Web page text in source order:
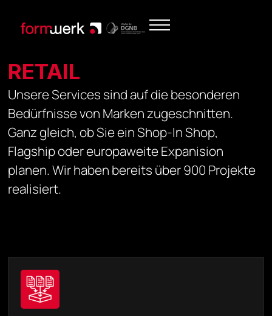
RETAIL
Unsere Services sind auf die besonderen
Bedürfnisse von Marken zugeschnitten.
Ganz gleich, ob Sie ein Shop-In Shop,
Flagship oder europaweite Expanision
planen. Wir haben bereits über 900 Projekte
realisiert.